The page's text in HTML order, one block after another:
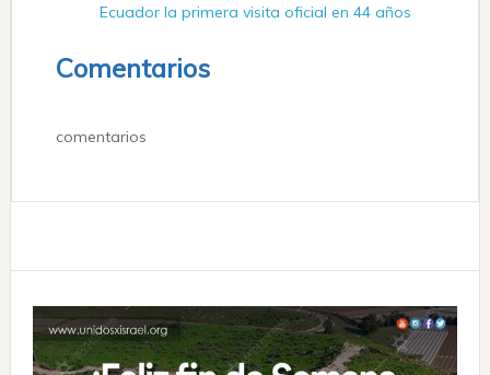
Ecuador la primera visita oficial en 44 años
Comentarios
comentarios